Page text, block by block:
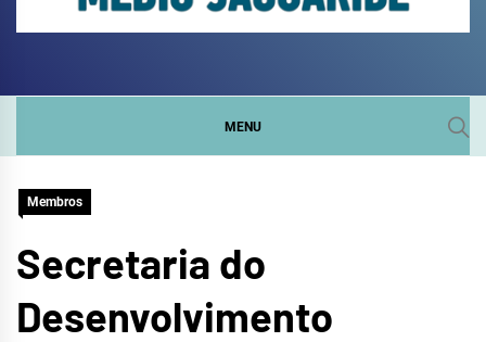
HIDROGRÁFICA DO
MÉDIO JAGUARIBE
MENU
Membros
Secretaria do
Desenvolvimento